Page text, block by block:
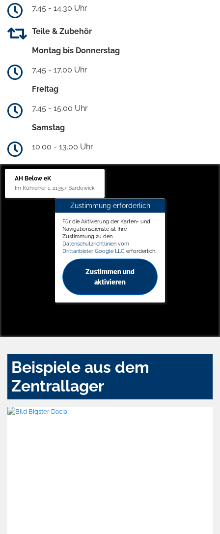
7.45 - 14.30 Uhr
Teile & Zubehör
Montag bis Donnerstag
7.45 - 17.00 Uhr
Freitag
7.45 - 15.00 Uhr
Samstag
10.00 - 13.00 Uhr
AH Below eK
Im Kuhreiher 1, 21357 Bardowick
Zustimmung erforderlich
Für die Aktivierung der Karten- und
Navigationsdienste ist Ihre
Zustimmung zu den
Datenschutzrichtlinien vom
Drittanbieter Google LLC erforderlich.
Zustimmen und
aktivieren
Beispiele aus dem
Zentrallager